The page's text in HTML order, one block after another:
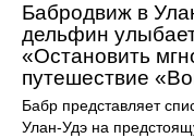
Бабродвиж в
дельфин
«Остановить
путешествие
Бабр представляет
Улан-Удэ на